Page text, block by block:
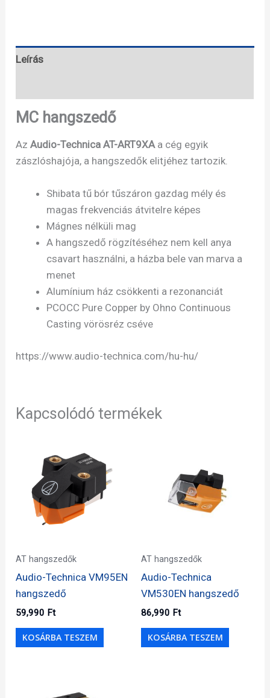
Leírás
MC hangszedő
AzAudio-Technica AT-ART9XAa cég egyik
zászlóshajója, a hangszedők elitjéhez tartozik.
Shibata tű bór tűszáron gazdag mély és
magas frekvenciás átvitelre képes
Mágnes nélküli mag
A hangszedő rögzítéséhez nem kell anya
csavart használni, a házba bele van marva a
menet
Alumínium ház csökkenti a rezonanciát
PCOCC Pure Copper by Ohno Continuous
Casting vörösréz cséve
https://www.audio-technica.com/hu-hu/
Kapcsolódó termékek
AT hangszedők
Audio-Technica VM95EN
hangszedő
59,990 Ft
KOSÁRBA TESZEM
AT hangszedők
Audio-Technica
VM530EN hangszedő
86,990 Ft
KOSÁRBA TESZEM